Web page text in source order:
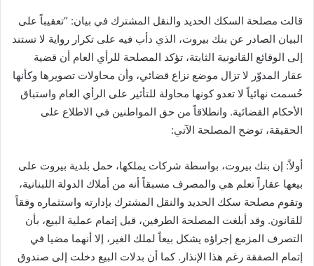
قالت مصلحة السكك الحديد والنقل المشترك في بيان: “تعقيباً على
البيان الصادر عن بنك بيروت، الذي دأب فيه على تكرار رواية لا تستند
إلى الوقائع القانونية الثابتة، تؤكد المصلحة للرأي العام أن قضية
عقار المدوّر لا تزال موضع نزاع قضائي، وأن محاولات تصويرها وكأنها
حُسمت نهائياً لا تعدو كونها محاولة للتأثير على الرأي العام واستباق
الأحكام القضائية. وانطلاقاً من حق المواطنين في الاطلاع على
الحقيقة، توضح المصلحة الآتي:
أولاً: إن بنك بيروت، بواسطة شركات يملكها، حمل بلدية بيروت على
بيعها عقاراً تعلم هي والمصرف مسبقاً أنه من أملاك الدولة اللبنانية،
وتقوم مصلحة سكك الحديد والنقل المشترك بإدارته واستثماره وفقاً
للقانون. وقد أبلغت المصلحة الطرفين، قبل إتمام عملية البيع، بأن
التصرف المزمع إجراؤه يشكل بيعاً لملك الغير، إلا أنهما مضيا في
إتمام الصفقة رغم هذا الإنذار. كما أن بدلات البيع دخلت إلى صندوق